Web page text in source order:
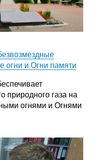
огни и Огни памяти
природного газа на
огнями и Огнями